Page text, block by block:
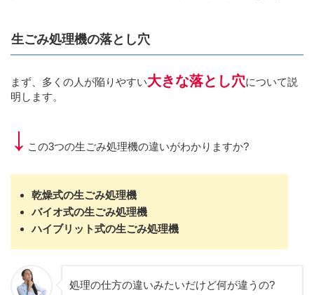
生ごみ処理機の落とし穴
まず、多くの人が陥りやすい大きな落とし穴について説
明します。
↓ この3つの生ごみ処理機の違いがわかりますか?
乾燥式の生ごみ処理機
バイオ式の生ごみ処理機
ハイブリット式の生ごみ処理機
処理の仕方の違いみたいだけど何が違うの?